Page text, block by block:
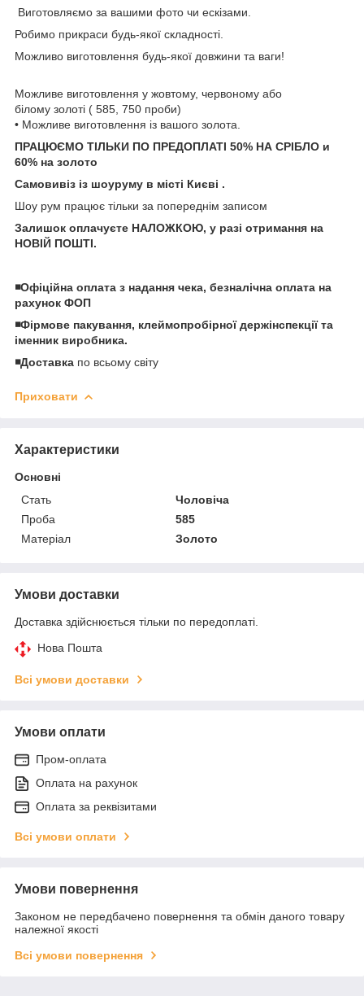
Виготовляємо за вашими фото чи ескізами.
Робимо прикраси будь-якої складності.
Можливо виготовлення будь-якої довжини та ваги!
Можливе виготовлення у жовтому, червоному або
білому золоті ( 585, 750 проби)
• Можливе виготовлення із вашого золота.
ПРАЦЮЄМО ТІЛЬКИ ПО ПРЕДОПЛАТІ 50% НА СРІБЛО и
60% на золото
Самовивіз із шоуруму в місті Києві .
Шоу рум працює тільки за попереднім записом
Залишок оплачуєте НАЛОЖКОЮ, у разі отримання на
НОВІЙ ПОШТІ.
◾️Офіційна оплата з надання чека, безналічна оплата на
рахунок ФОП
◾️Фірмове пакування, клеймопробірної держінспекції та
іменник виробника.
◾️Доставка по всьому світу
Приховати
Характеристики
Основні
Стать
Чоловіча
Проба
585
Матеріал
Золото
Умови доставки
Доставка здійснюється тільки по передоплаті.
Нова Пошта
Всі умови доставки
Умови оплати
Пром-оплата
Оплата на рахунок
Оплата за реквізитами
Всі умови оплати
Умови повернення
Законом не передбачено повернення та обмін даного товару
належної якості
Всі умови повернення